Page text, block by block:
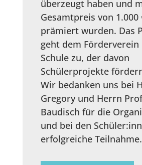
überzeugt haben und
Gesamtpreis von 1.000
prämiert wurden. Das
geht dem
Schule zu, der davon
Schülerprojekte
Wir bedanken uns bei
Gregory und Herrn
Baudisch für die
und bei den
erfolgreiche Teilnahme.